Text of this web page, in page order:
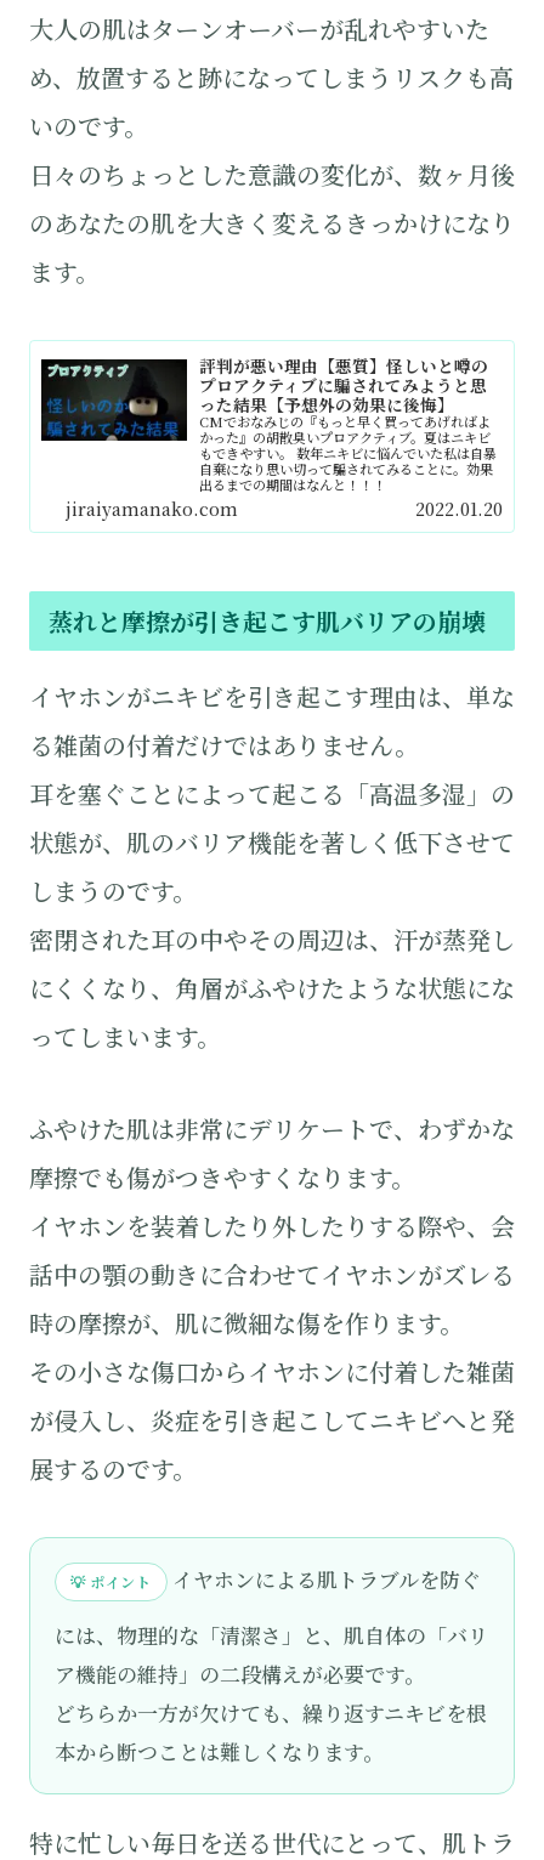
大人の肌はターンオーバーが乱れやすいた
め、放置すると跡になってしまうリスクも高
いのです。
日々のちょっとした意識の変化が、数ヶ月後
のあなたの肌を大きく変えるきっかけになり
ます。
評判が悪い理由【悪質】怪しいと噂の
プロアクティブに騙されてみようと思
った結果【予想外の効果に後悔】
CMでおなみじの『もっと早く買ってあげればよ
かった』の胡散臭いプロアクティブ。夏はニキビ
もできやすい。 数年ニキビに悩んでいた私は自暴
自棄になり思い切って騙されてみることに。効果
出るまでの期間はなんと！！！
jiraiyamanako.com 2022.01.20
蒸れと摩擦が引き起こす肌バリアの崩壊
イヤホンがニキビを引き起こす理由は、単な
る雑菌の付着だけではありません。
耳を塞ぐことによって起こる「高温多湿」の
状態が、肌のバリア機能を著しく低下させて
しまうのです。
密閉された耳の中やその周辺は、汗が蒸発し
にくくなり、角層がふやけたような状態にな
ってしまいます。
ふやけた肌は非常にデリケートで、わずかな
摩擦でも傷がつきやすくなります。
イヤホンを装着したり外したりする際や、会
話中の顎の動きに合わせてイヤホンがズレる
時の摩擦が、肌に微細な傷を作ります。
その小さな傷口からイヤホンに付着した雑菌
が侵入し、炎症を引き起こしてニキビへと発
展するのです。
💡 ポイント
イヤホンによる肌トラブルを防ぐ
には、物理的な「清潔さ」と、肌自体の「バリ
ア機能の維持」の二段構えが必要です。
どちらか一方が欠けても、繰り返すニキビを根
本から断つことは難しくなります。
特に忙しい毎日を送る世代にとって、肌トラ